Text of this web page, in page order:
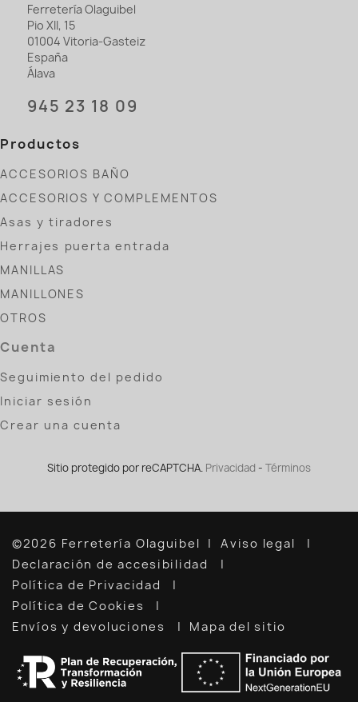
Ferretería Olaguibel
Pio XII, 15
01004 Vitoria-Gasteiz
España
Álava
945 23 18 09
Productos
ACCESORIOS BAÑO
ACCESORIOS Y COMPLEMENTOS
Asas y tiradores
Herrajes puerta entrada
MANILLAS
MANILLONES
OTROS
Cuenta
Seguimiento del pedido
Iniciar sesión
Crear una cuenta
Sitio protegido por reCAPTCHA. Privacidad - Términos
©2026 Ferretería Olaguibel
Aviso legal
Declaración de accesibilidad
Política de Privacidad
Política de Cookies
Envíos y devoluciones
Mapa del sitio